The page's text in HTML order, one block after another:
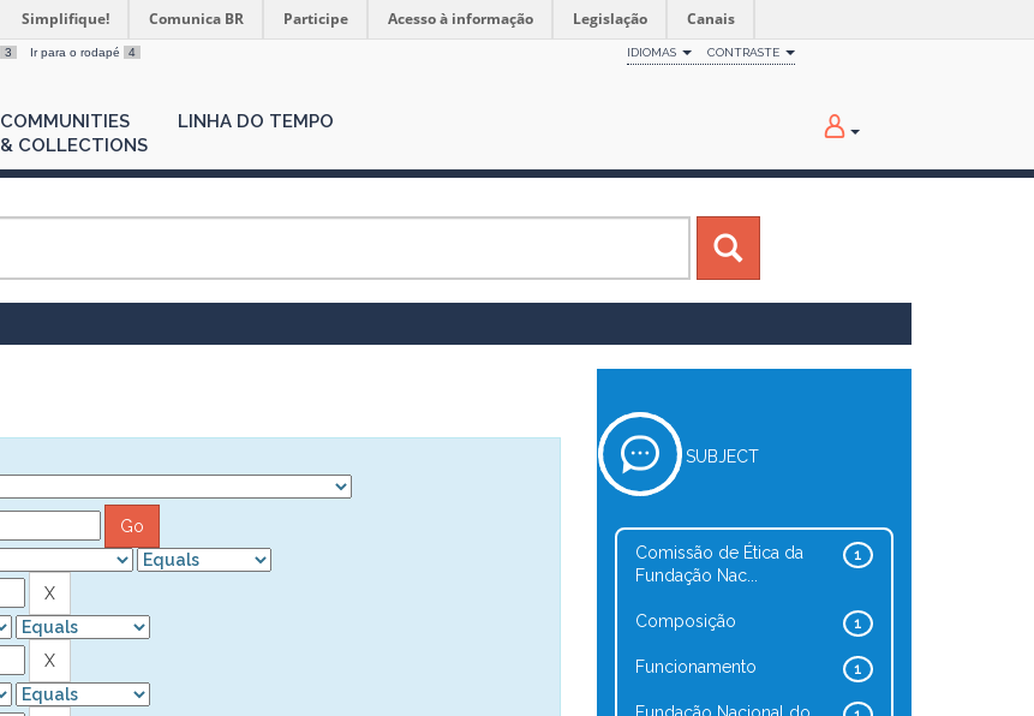
Simplifique! Comunica BR Participe Acesso à informação Legislação Canais
3 Ir para o rodapé 4 IDIOMAS CONTRASTE
COMMUNITIES
& COLLECTIONS
LINHA DO TEMPO
SUBJECT
1
Comissão de Ética da
Fundação Nac...
1
Composição
1
Funcionamento